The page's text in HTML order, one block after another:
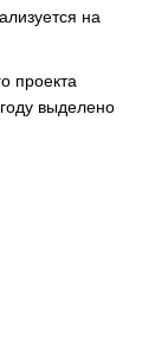
на
проекта
выделено